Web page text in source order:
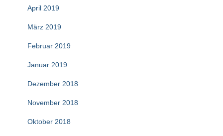
April 2019
März 2019
Februar 2019
Januar 2019
Dezember 2018
November 2018
Oktober 2018